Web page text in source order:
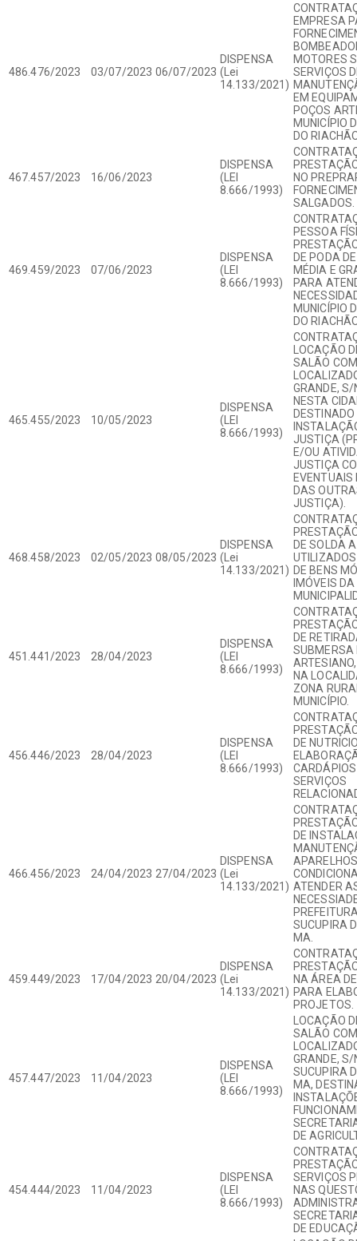
486.476/2023 03/07/2023 06/07/2023
DISPENSA
(Lei
14.133/2021)
EMPRESA
MOTORES
SERVIÇOS
EM
POÇOS
MUNICÍPIO
DO
467.457/2023 16/06/2023
DISPENSA
(LEI
8.666/1993)
NO
SALGADOS.
469.459/2023 07/06/2023
DISPENSA
(LEI
8.666/1993)
PESSOA
DE PODA
MÉDIA E
PARA
MUNICÍPIO
DO
465.455/2023 10/05/2023
DISPENSA
(LEI
8.666/1993)
LOCAÇÃO
SALÃO
GRANDE, S/
NESTA
JUSTIÇA
E/OU
JUSTIÇA
EVENTUAIS
DAS
JUSTIÇA).
468.458/2023 02/05/2023 08/05/2023
DISPENSA
(Lei
14.133/2021)
DE SOLDA
DE BENS
IMÓVEIS DA
451.441/2023 28/04/2023
DISPENSA
(LEI
8.666/1993)
DE
SUBMERSA
NA
ZONA
MUNICÍPIO.
456.446/2023 28/04/2023
DISPENSA
(LEI
8.666/1993)
DE
SERVIÇOS
466.456/2023 24/04/2023 27/04/2023
DISPENSA
(Lei
14.133/2021)
DE
ATENDER
SUCUPIRA
MA.
459.449/2023 17/04/2023 20/04/2023
DISPENSA
(Lei
14.133/2021)
NA ÁREA
PARA
PROJETOS.
457.447/2023 11/04/2023
DISPENSA
(LEI
8.666/1993)
LOCAÇÃO
SALÃO
GRANDE, S/
SUCUPIRA
MA,
DE
454.444/2023 11/04/2023
DISPENSA
(LEI
8.666/1993)
SERVIÇOS
NAS
DE